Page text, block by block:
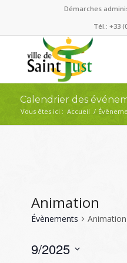
Démarches
Tél.: +33
Calendrier des
Vous êtes ici : Accueil /
Animation
Évènements Animation
9/2025